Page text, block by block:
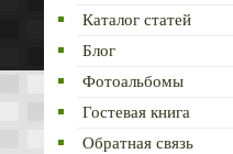
Каталог статей
Блог
Фотоальбомы
Гостевая книга
Обратная связь